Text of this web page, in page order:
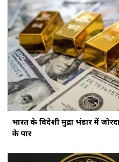
भारत के विदेशी मुद्रा भंडार में
के पार